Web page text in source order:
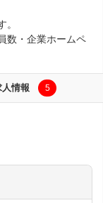
。
数・企業ホームペ
人情報 5